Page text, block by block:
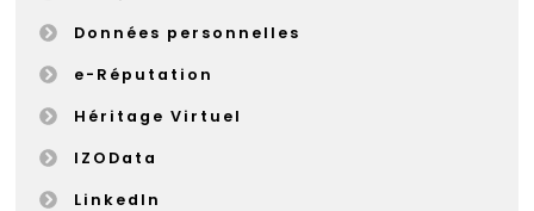
Données personnelles
e-Réputation
Héritage Virtuel
IZOData
LinkedIn